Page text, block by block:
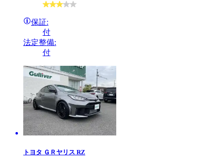
保証:
付
法定整備:
付
トヨタ ＧＲヤリス RZ